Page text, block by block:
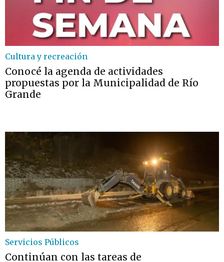
Cultura y recreación
Conocé la agenda de actividades
propuestas por la Municipalidad de Río
Grande
Servicios Públicos
Continúan con las tareas de